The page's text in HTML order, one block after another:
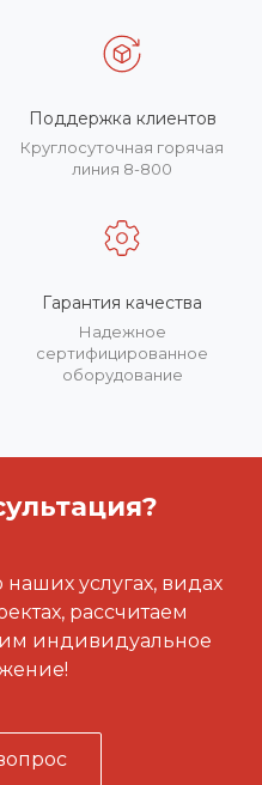
Поддержка клиентов
Круглосуточная горячая
линия 8-800
Гарантия качества
Надежное
сертифицированное
оборудование
услугах, видах
рассчитаем
индивидуальное